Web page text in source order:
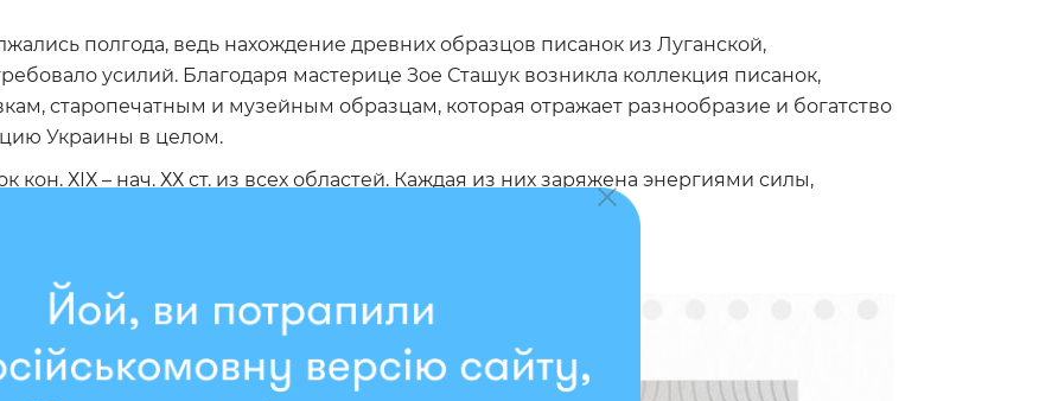
полгода, ведь нахождение древних образцов писанок из Луганской,
усилий. Благодаря мастерице Зое Сташук возникла коллекция писанок,
старопечатным и музейным образцам, которая отражает разнообразие и богатство
Украины в целом.
ХІХ – нач. ХХ ст. из всех областей. Каждая из них заряжена энергиями силы,
украинцы, расписывая и даря друг другу писанки.
традиции и связь с родной землей